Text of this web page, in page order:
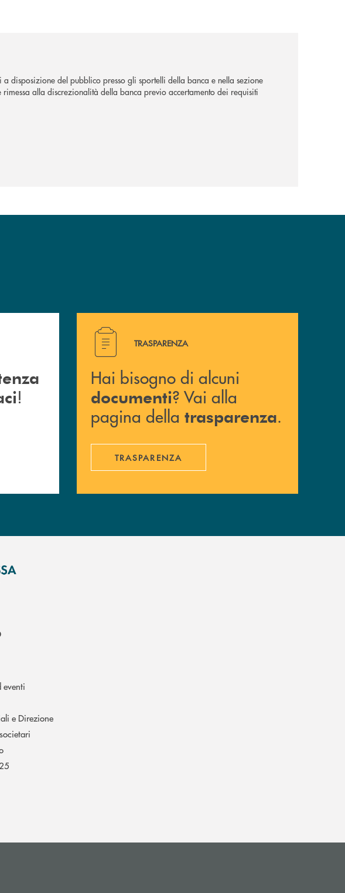
disposizione del pubblico presso gli sportelli della banca e nella sezione
rimessa alla discrezionalità della banca previo accertamento dei requisiti
Contattaci !
!
Hai bisogno di alcuni documenti ? Vai alla pagina della
TRASPARENZA
Hai bisogno di alcuni
documenti? Vai alla
pagina della trasparenza.
TRASPARENZA
eventi
e Direzione